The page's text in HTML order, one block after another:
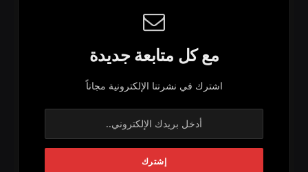
مع كل متابعة جديدة
اشترك في نشرتنا الإلكترونية مجاناً